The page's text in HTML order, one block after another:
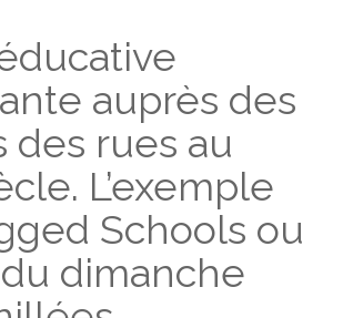
auprès des
des rues au
L’exemple
Schools ou
dimanche